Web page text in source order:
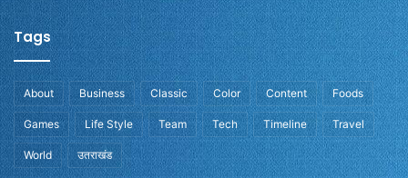
Tags
About Business Classic Color Content Foods
Games Life Style Team Tech Timeline Travel
World उतराखंड